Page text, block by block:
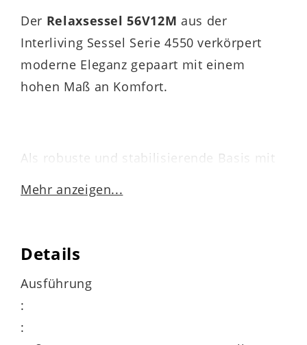
Der Relaxsessel 56V12M aus der
Interliving Sessel Serie 4550 verkörpert
moderne Eleganz gepaart mit einem
hohen Maß an Komfort.
Als robuste und stabilisierende Basis mit
anthrazitfarben
Melange-Stoffbezug
aus, akzentuiert durch eine Prise
Extravaganz.
Mehr anzeigen...
Details
Ausführung
:
: